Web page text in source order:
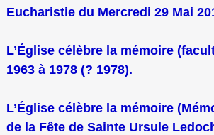
Eucharistie du Mercredi 29 Mai
L’Église célèbre la mémoire
1963 à 1978 (? 1978).
L’Église célèbre la mémoire
de la Fête de Sainte Ursule